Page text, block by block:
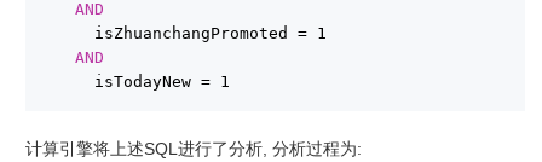
AND
isZhuanchangPromoted = 1
AND
isTodayNew = 1
计算引擎将上述SQL进行了分析, 分析过程为: